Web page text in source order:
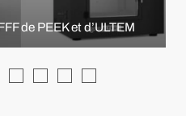
de PEEK et d’ULTEM